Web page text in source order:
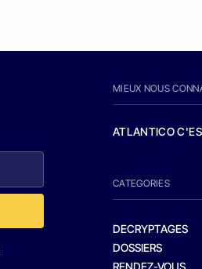
MIEUX NOUS
ATLANTICO
CATEGORIES
DECRYPTAGES
DOSSIERS
RENDEZ-VOUS